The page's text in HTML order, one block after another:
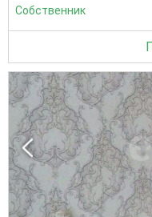
Собственник